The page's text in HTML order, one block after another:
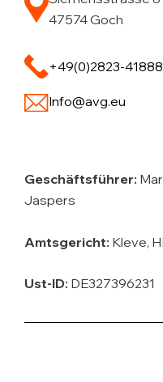
47574 Goch
+49(0)2823-
Info@avg.eu
Geschäftsführer:
Jaspers
Amtsgericht: Kleve,
Ust-ID: DE327396231